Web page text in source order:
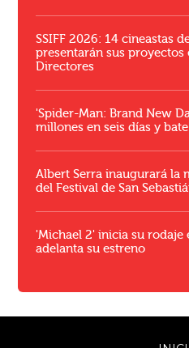
SSIFF 2026: 14 cineastas
presentarán sus proyectos
Directores
'Spider-Man: Brand New
millones en seis días y
Albert Serra inaugurará la
del Festival de San
'Michael 2' inicia su rodaje
adelanta su estreno